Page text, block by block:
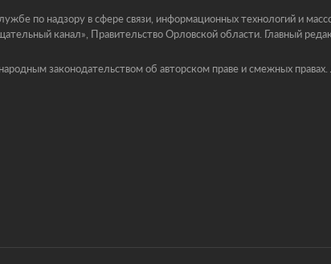
по надзору в сфере связи, информационных технологий и
канал», Правительство Орловской области. Главный
законодательством об авторском праве и смежных правах.